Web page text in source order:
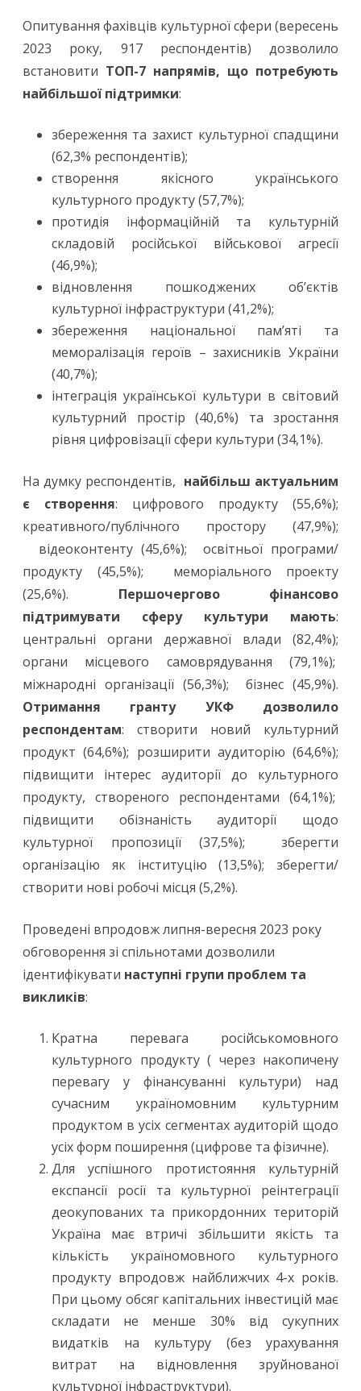
Опитування фахівців культурної сфери (вересень
2023 року, 917 респондентів) дозволило
встановити ТОП-7 напрямів, що потребують
найбільшої підтримки:
збереження та захист культурної спадщини
(62,3% респондентів);
створення якісного українського
культурного продукту (57,7%);
протидія інформаційній та культурній
складовій російської військової агресії
(46,9%);
відновлення пошкоджених об’єктів
культурної інфраструктури (41,2%);
збереження національної пам’яті та
меморалізація героїв – захисників України
(40,7%);
інтеграція української культури в світовий
культурний простір (40,6%) та зростання
рівня цифровізації сфери культури (34,1%).
На думку респондентів, найбільш актуальним
є створення: цифрового продукту (55,6%);
креативного/публічного простору (47,9%);
відеоконтенту (45,6%); освітньої програми/
продукту (45,5%); меморіального проекту
(25,6%). Першочергово фінансово
підтримувати сферу культури мають:
центральні органи державної влади (82,4%);
органи місцевого самоврядування (79,1%);
міжнародні організації (56,3%); бізнес (45,9%).
Отримання гранту УКФ дозволило
респондентам: створити новий культурний
продукт (64,6%); розширити аудиторію (64,6%);
підвищити інтерес аудиторії до культурного
продукту, створеного респондентами (64,1%);
підвищити обізнаність аудиторії щодо
культурної пропозиції (37,5%); зберегти
організацію як інституцію (13,5%); зберегти/
створити нові робочі місця (5,2%).
Проведені впродовж липня-вересня 2023 року
обговорення зі спільнотами дозволили
ідентифікувати наступні групи проблем та
викликів:
Кратна перевага російськомовного
культурного продукту ( через накопичену
перевагу у фінансуванні культури) над
сучасним україномовним культурним
продуктом в усіх сегментах аудиторій щодо
усіх форм поширення (цифрове та фізичне).
Для успішного протистояння культурній
експансії росії та культурної реінтеграції
деокупованих та прикордонних територій
Україна має втричі збільшити якість та
кількість україномовного культурного
продукту впродовж найближчих 4-х років.
При цьому обсяг капітальних інвестицій має
складати не менше 30% від сукупних
видатків на культуру (без урахування
витрат на відновлення зруйнованої
культурної інфраструктури).